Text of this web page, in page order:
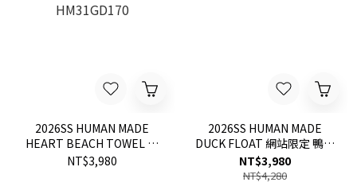
2026SS HUMAN MADE
HEART BEACH TOWEL 網
站限定 海灘巾 愛心 毛巾 現
NT$3,980
2026SS HUMAN MADE
DUCK FLOAT 網站限定 鴨子
游泳圈 現貨 HM31GD168
NT$3,980
NT$4,280